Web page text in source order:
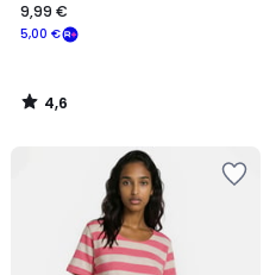
5,00 €
9,99 €
4,6
/